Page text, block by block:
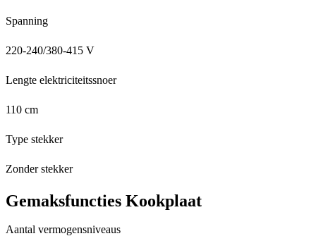
Spanning
220-240/380-415 V
Lengte elektriciteitssnoer
110 cm
Type stekker
Zonder stekker
Gemaksfuncties Kookplaat
Aantal vermogensniveaus